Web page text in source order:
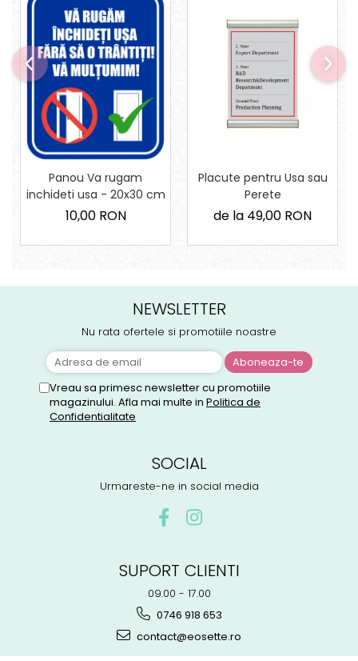
Panou Va rugam
inchideti usa - 20x30 cm
10,00 RON
Placute pentru Usa sau
Perete
de la 49,00 RON
NEWSLETTER
Nu rata ofertele si promotiile noastre
Vreau sa primesc newsletter cu promotiile
magazinului. Afla mai multe in Politica de
Confidentialitate
SOCIAL
Urmareste-ne in social media
SUPORT CLIENTI
09.00 - 17.00
0746 918 653
contact@eosette.ro